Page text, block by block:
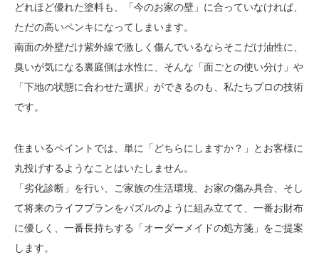
どれほど優れた塗料も、「今のお家の壁」に合っていなければ、
ただの高いペンキになってしまいます。
南面の外壁だけ紫外線で激しく傷んでいるならそこだけ油性に、
臭いが気になる裏庭側は水性に、そんな「面ごとの使い分け」や
「下地の状態に合わせた選択」ができるのも、私たちプロの技術
です。
住まいるペイントでは、単に「どちらにしますか？」とお客様に
丸投げするようなことはいたしません。
「劣化診断」を行い、ご家族の生活環境、お家の傷み具合、そし
て将来のライフプランをパズルのように組み立てて、一番お財布
に優しく、一番長持ちする「オーダーメイドの処方箋」をご提案
します。